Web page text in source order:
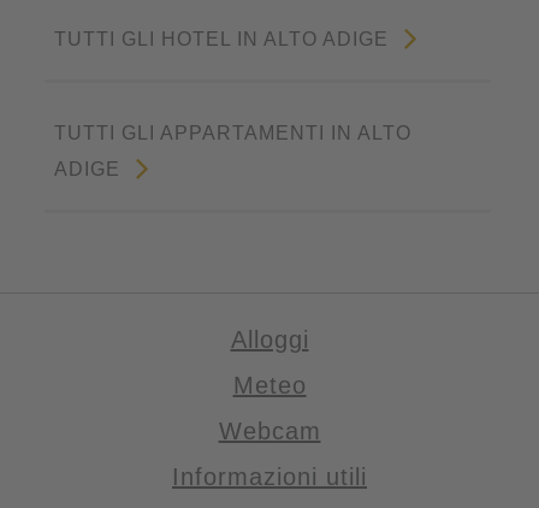
TUTTI GLI HOTEL IN ALTO ADIGE
TUTTI GLI APPARTAMENTI IN ALTO
ADIGE
Alloggi
Meteo
Webcam
Informazioni utili